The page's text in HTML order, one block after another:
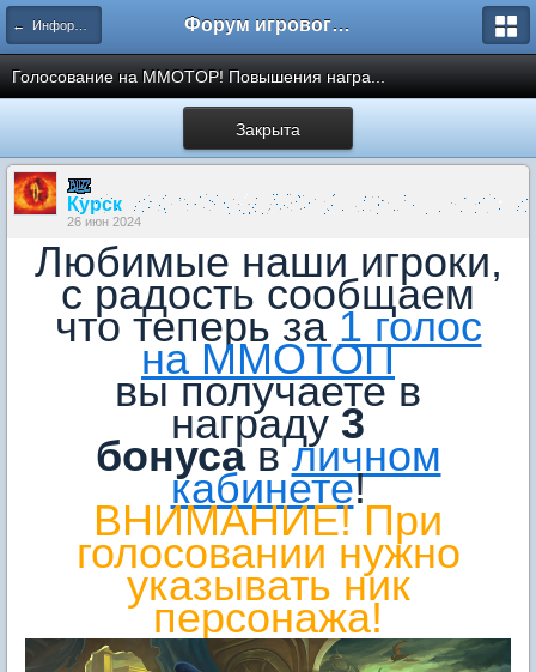
← Информация от администрации Форум игрового проекта Riverrise
Голосование на MMOTOP! Повышения награ...
Закрыта
Курск
26 июн 2024
Любимые наши игроки,
с радость сообщаем
что теперь за 1 голос
на ММОТОП
вы получаете в
награду 3
бонусавличном
кабинете!
ВНИМАНИЕ! При
голосовании нужно
указывать ник
персонажа!